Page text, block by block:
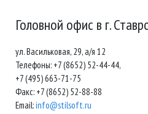
Головной офис в г.
ул. Васильковая, 29, а/я 12
Телефоны: +7 (8652) 52-44-44,
+7 (495) 663-71-75
Факс: +7 (8652) 52-88-88
Email:info@stilsoft.ru